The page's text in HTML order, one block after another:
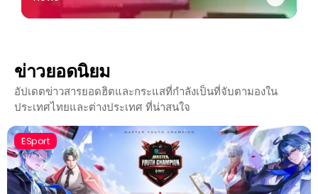
ข่าวยอดนิยม
อัปเดตข่าวสารยอดฮิตและกระแสที่กำลังเป็นที่จับตามองใน
ประเทศไทยและต่างประเทศ ที่น่าสนใจ
ESport